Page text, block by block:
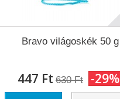
Bravo világoskék 50 g
447 Ft‎ 630 Ft‎ -29%